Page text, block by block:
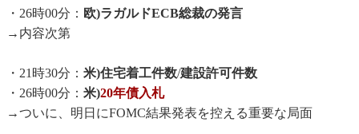
・26時00分： 欧)ラガルドECB総裁の発言
→内容次第
・21時30分： 米)住宅着工件数/建設許可件数
・26時00分： 米)20年債入札
→ついに、明日にFOMC結果発表を控える重要な局面